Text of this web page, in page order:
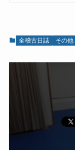
全稽古日誌 その他